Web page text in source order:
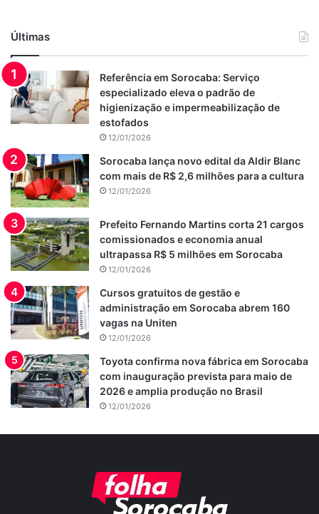
Últimas
Referência em Sorocaba: Serviço
especializado eleva o padrão de
higienização e impermeabilização de
estofados
12/01/2026
Sorocaba lança novo edital da Aldir Blanc
com mais de R$ 2,6 milhões para a cultura
12/01/2026
Prefeito Fernando Martins corta 21 cargos
comissionados e economia anual
ultrapassa R$ 5 milhões em Sorocaba
12/01/2026
Cursos gratuitos de gestão e
administração em Sorocaba abrem 160
vagas na Uniten
12/01/2026
Toyota confirma nova fábrica em Sorocaba
com inauguração prevista para maio de
2026 e amplia produção no Brasil
12/01/2026